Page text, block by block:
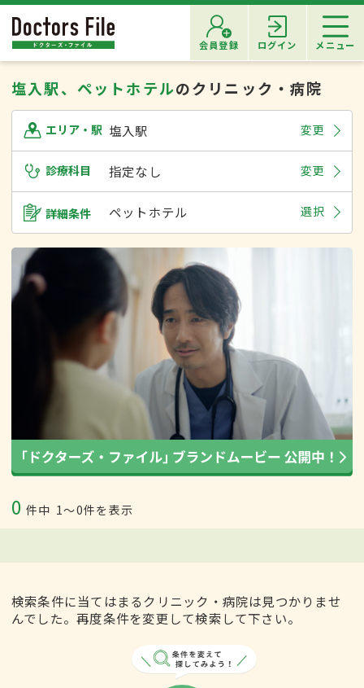
会員登録 ログイン メニュー
塩入駅、ペットホテルのクリニック・病院
エリア・駅 塩入駅 変更
診療科目 指定なし 変更
詳細条件 ペットホテル 選択
0 件中 1〜0件を表示
検索条件に当てはまるクリニック・病院は見つかりませ
んでした。再度条件を変更して検索して下さい。